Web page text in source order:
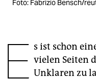
genossenschaft
Foto: Fabrizio Bensch/
E s ist schon
vielen Seiten
Unklaren zu